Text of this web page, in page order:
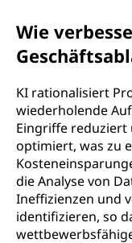
Wie
KI rationalisiert
wiederholende
Eingriffe reduziert
optimiert, was zu
die Analyse von
Ineffizienzen und
identifizieren, so